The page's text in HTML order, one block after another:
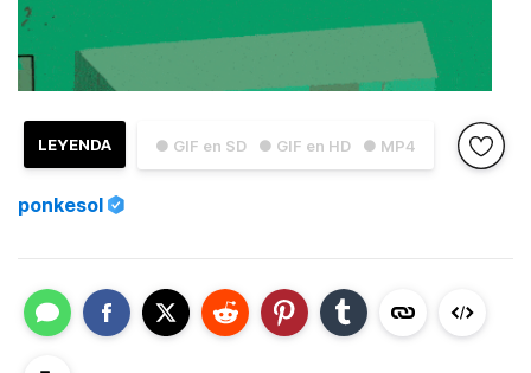
● GIF en SD ● GIF en HD ● MP4
LEYENDA
ponkesol